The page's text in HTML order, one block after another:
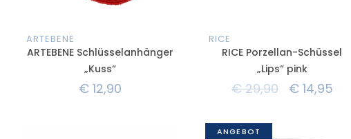
ARTEBENE
ARTEBENE Schlüsselanhänger
„Kuss“
€12,90
RICE
RICE Porzellan-Schüssel
„Lips“ pink
€29,90 €14,95
ANGEBOT